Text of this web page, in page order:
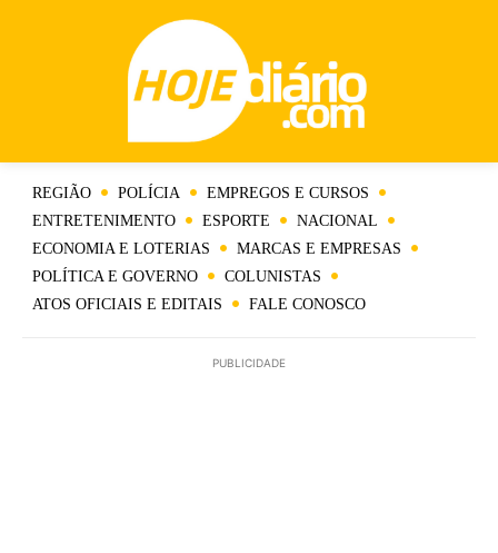
REGIÃO POLÍCIA
EMPREGOS E CURSOS
ENTRETENIMENTO
ESPORTE
NACIONAL
ECONOMIA E LOTERIAS
MARCAS E EMPRESAS
POLÍTICA E GOVERNO
COLUNISTAS
ATOS OFICIAIS E EDITAIS
FALE CONOSCO
PUBLICIDADE